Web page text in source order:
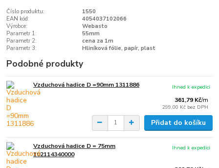
Číslo produktu:
1550
EAN kód:
4054037102066
Výrobce:
Webasto
Parametr 1:
55mm
Parametr 2:
cena za 1m
Parametr 3:
Hliníková fólie, papír, plast
Podobné produkty
Vzduchová hadice D =90mm 1311886
361,79 Kč/m
299,00 Kč bez DPH
Ihned k expedici
Přidat do košíku
Vzduchová hadice D = 75mm
102114340000
Ihned k expedici